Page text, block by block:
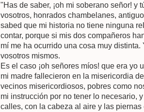
"Has de saber, ¡oh mi soberano señor! y
vosotros, honrados chambelanes,
sabed que mi historia no tiene ninguna
contar, porque si mis dos compañeros
mí me ha ocurrido una cosa muy
vosotros mismos.
Es el caso ¡oh señores míos! que era yo
mi madre fallecieron en la misericordia
vecinos misericordiosos, pobres como
mi instrucción por no tener lo necesario,
calles, con la cabeza al aire y las